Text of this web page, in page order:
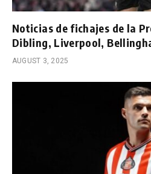
Noticias de fichajes de la
Dibling, Liverpool,
AUGUST 3, 2025